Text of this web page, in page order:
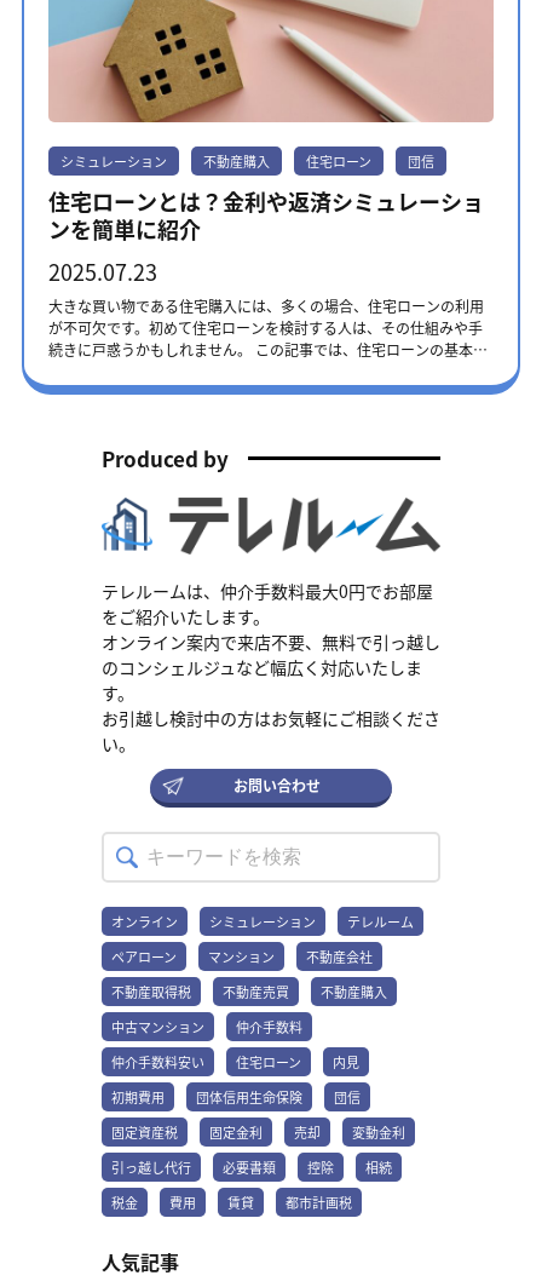
シミュレーション 不動産購入 住宅ローン 団信
住宅ローンとは？金利や返済シミュレーショ
ンを簡単に紹介
2025.07.23
大きな買い物である住宅購入には、多くの場合、住宅ローンの利用
が不可欠です。初めて住宅ローンを検討する人は、その仕組みや手
続きに戸惑うかもしれません。 この記事では、住宅ローンの基本的
人にも分かりやすく解説します。住宅ローンに関する不安を解消
のです。記事公開以降に、法改正される可能性もありますので、最
する際に、金融機関からお金を借りる仕組みです。借りたお金を毎
月少しずつ金融機関に返済していきます。ローンの返済期間は、20
ーンと比べて金利が低い傾向にあります。購入する住宅がローンの
担保になるためです。担保とは、もし返済ができなくなった場合
に、金融機関が住宅を売却してお金を回収できる権利です。 住宅ロ
ーンを利用すると、一度に大きな金額を用意できなくても、マイホ
ームを購入できます。ただし、借りられる金額や金利は、借りる人
の収入や信用状況、ローンの種類によって異なります。 団体信用生
命保険とは 団体信用生命保険（団信）とは、住宅ローン契約者が返
済期間中に死亡または高度障害状態になったときに、残りの住宅ロ
信への加入が必須となっています。保険料は金融機関が負担してく
れるケースが多く、一般的にはローンの金利に含まれています。 団
信を詳しく知りたい方は、こちらの記事をご覧ください。 団体信用
生命保険（団信）とは？住宅ローンの「もしも」に備える仕組み
や、契約前に確認したいポイントを解説 住宅ローンの3つの金利タ
利変動リスクと毎月の返済額のバランスを考えて選びましょう。 全
期間固定金利型 全期間固定金利型は、住宅ローンを借り入れたとき
から完済するまでのすべての期間、金利が変わらないタイプです。
35年ローンであれば35年間、毎月の返済額が一定になります。 全期
間固定金利型のメリットは、将来の金利変動を気にする必要がない
ため、返済計画が立てやすい点です。金利が上昇しても毎月の返済
額が増えないため、家計への影響を心配する必要はありません。 し
かし、金利が固定されている分、一般的に他の金利タイプに比べて
借り入れ当初の金利は高めに設定されているローンがほとんどで
す。全期間固定金利型は将来の金利上昇リスクを避け、安定した返
済を最優先したい人に向いています。 固定金利を詳しく知りたい方
は、こちらからご確認ください。 金利が上昇する今こそ知りたい
「固定金利」とは？メリット・デメリットや賢い活用方法を解説！
固定金利期間選択型 固定金利期間選択型は、借り入れ当初の数年間
だけ金利が固定され、その期間が終わると再度金利タイプを選び直
て、再度固定金利型を選ぶか、変動金利型に切り替えるかを選びま
Produced by
テレルームは、仲介手数料最大0円でお部屋
をご紹介いたします。
オンライン案内で来店不要、無料で引っ越し
のコンシェルジュなど幅広く対応いたしま
す。
お引越し検討中の方はお気軽にご相談くださ
い。
お問い合わせ
オンライン シミュレーション
テレルーム
ペアローン
マンション
不動産会社
不動産取得税
不動産売買
不動産購入
中古マンション
仲介手数料
仲介手数料安い
住宅ローン
内見
初期費用
団体信用生命保険
団信
固定資産税
固定金利 売却
変動金利
引っ越し代行
必要書類 控除
相続
税金
費用 賃貸 都市計画税
人気記事